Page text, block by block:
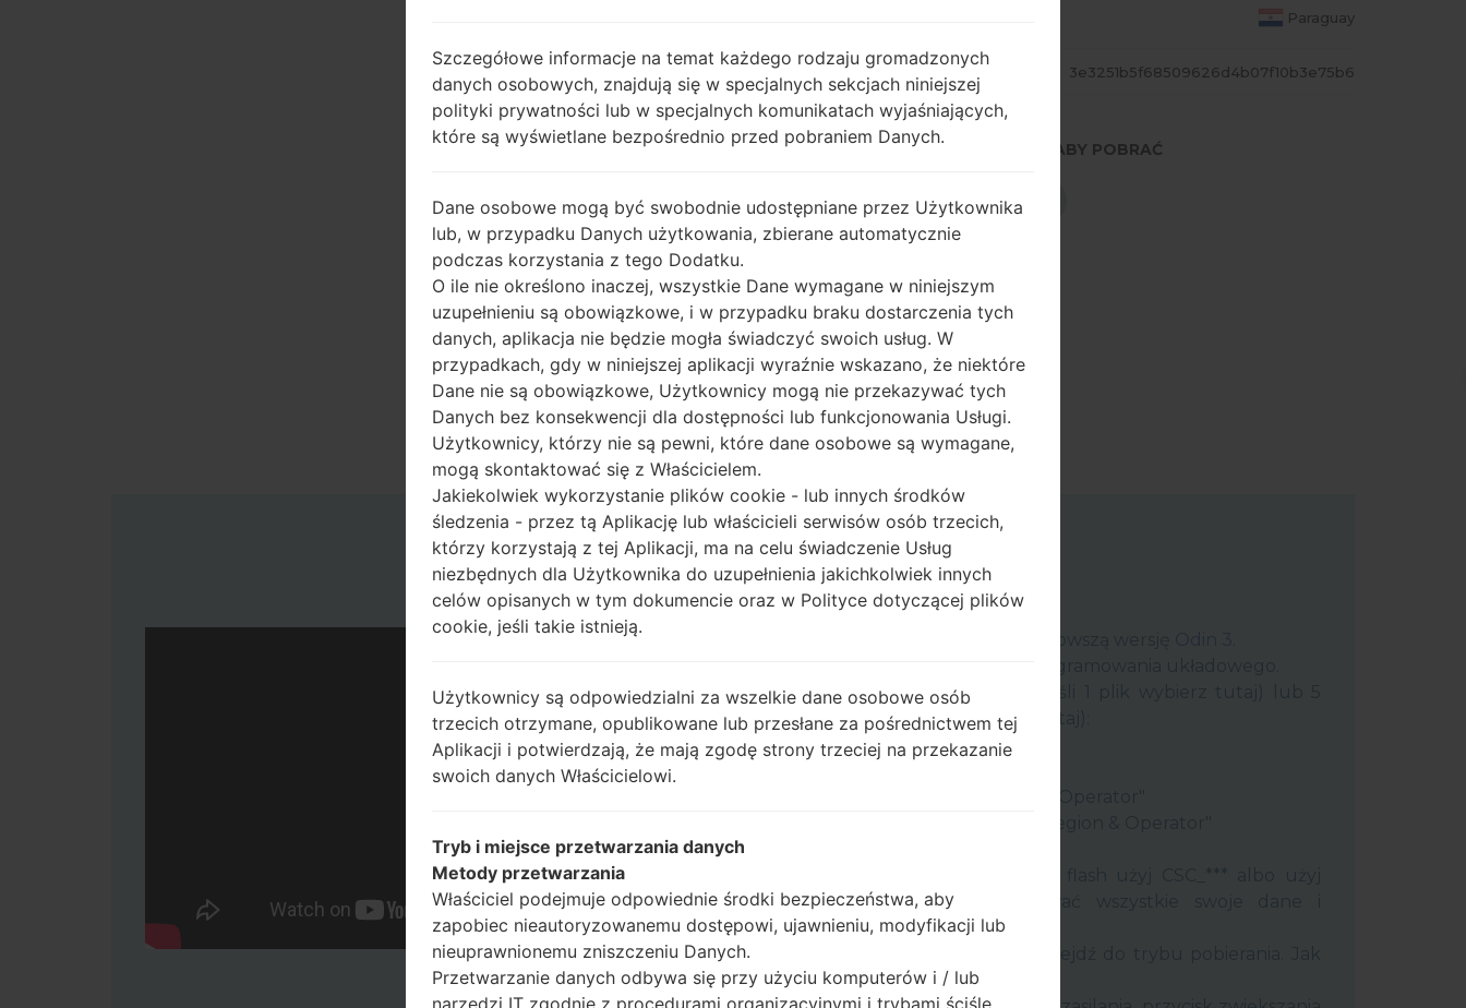
Paraguay
Claro PY HASH 3e3251b5f68509626d4b07f10b3e75b6
1.SPRAWDŹ RECAPTCHA 2.NACIŚNIJ, ABY POBRAĆ
POBIERZ
Instrukcje
Powinieneś otrzymać 1 plik (jeśli 1 plik wybierz tutaj) lub 5
plików (jeśli 5 plików wybierz tutaj):
AP: "System & Recovery"
HOME_CSC_ ***, aby zachować wszystkie swoje dane i
aplikacje.
wykonać wszystkie metody:
Szczegółowe informacje na temat każdego rodzaju gromadzonych
danych osobowych, znajdują się w specjalnych sekcjach niniejszej
polityki prywatności lub w specjalnych komunikatach wyjaśniających,
które są wyświetlane bezpośrednio przed pobraniem Danych.
Dane osobowe mogą być swobodnie udostępniane przez Użytkownika
lub, w przypadku Danych użytkowania, zbierane automatycznie
podczas korzystania z tego Dodatku.
O ile nie określono inaczej, wszystkie Dane wymagane w niniejszym
uzupełnieniu są obowiązkowe, i w przypadku braku dostarczenia tych
danych, aplikacja nie będzie mogła świadczyć swoich usług. W
przypadkach, gdy w niniejszej aplikacji wyraźnie wskazano, że niektóre
Dane nie są obowiązkowe, Użytkownicy mogą nie przekazywać tych
Danych bez konsekwencji dla dostępności lub funkcjonowania Usługi.
Użytkownicy, którzy nie są pewni, które dane osobowe są wymagane,
mogą skontaktować się z Właścicielem.
Jakiekolwiek wykorzystanie plików cookie - lub innych środków
śledzenia - przez tą Aplikację lub właścicieli serwisów osób trzecich,
którzy korzystają z tej Aplikacji, ma na celu świadczenie Usług
niezbędnych dla Użytkownika do uzupełnienia jakichkolwiek innych
celów opisanych w tym dokumencie oraz w Polityce dotyczącej plików
cookie, jeśli takie istnieją.
Użytkownicy są odpowiedzialni za wszelkie dane osobowe osób
trzecich otrzymane, opublikowane lub przesłane za pośrednictwem tej
Aplikacji i potwierdzają, że mają zgodę strony trzeciej na przekazanie
swoich danych Właścicielowi.
Tryb i miejsce przetwarzania danych
Metody przetwarzania
Właściciel podejmuje odpowiednie środki bezpieczeństwa, aby
zapobiec nieautoryzowanemu dostępowi, ujawnieniu, modyfikacji lub
nieuprawnionemu zniszczeniu Danych.
Przetwarzanie danych odbywa się przy użyciu komputerów i / lub